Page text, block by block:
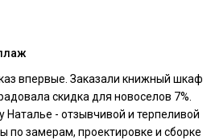
впервые. Заказали книжный шкаф
скидка для новоселов 7%.
- отзывчивой и терпеливой
по замерам, проектировке и сборке